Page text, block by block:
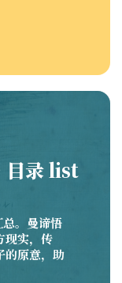
目录 list
总。曼谛悟
现实，传
的原意，助